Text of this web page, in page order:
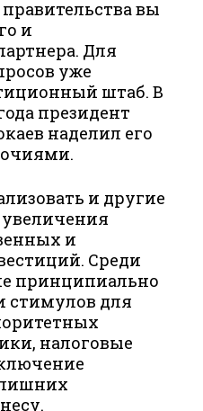
вы
и
Для
уже
штаб. В
президент
наделил его
и другие
и
Среди
принципиально
стимулов для
налоговые